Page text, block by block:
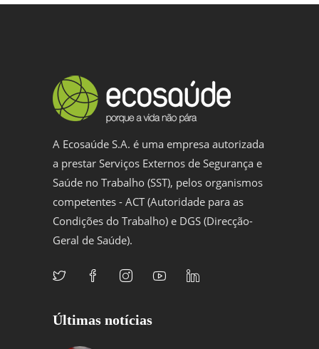
A Ecosaúde S.A. é uma empresa autorizada
a prestar Serviços Externos de Segurança e
Saúde no Trabalho (SST), pelos organismos
competentes - ACT (Autoridade para as
Condições do Trabalho) e DGS (Direcção-
Geral de Saúde).
Últimas notícias